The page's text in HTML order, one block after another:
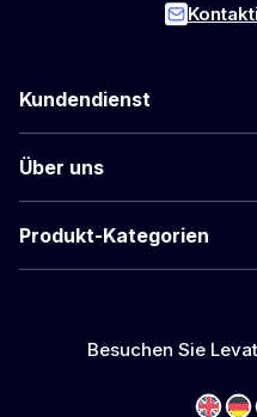
Kundendienst
Über uns
Produkt-Kategorien
Besuchen Sie